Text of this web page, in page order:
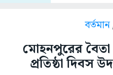
বর্তমান
মোহনপুরের বৈতা
প্রতিষ্ঠা দিবস